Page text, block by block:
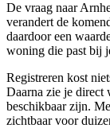
De vraag naar
verandert de
daardoor een
woning die past bij
Registreren kost
Daarna zie je direct
beschikbaar zijn.
zichtbaar voor